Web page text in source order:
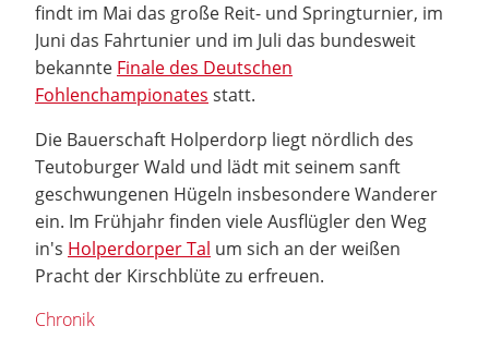
findt im Mai das große Reit- und Springturnier, im
Juni das Fahrtunier und im Juli das bundesweit
bekannte Finale des Deutschen
Fohlenchampionates statt.
Die Bauerschaft Holperdorp liegt nördlich des
Teutoburger Wald und lädt mit seinem sanft
geschwungenen Hügeln insbesondere Wanderer
ein. Im Frühjahr finden viele Ausflügler den Weg
in's Holperdorper Tal um sich an der weißen
Pracht der Kirschblüte zu erfreuen.
Chronik